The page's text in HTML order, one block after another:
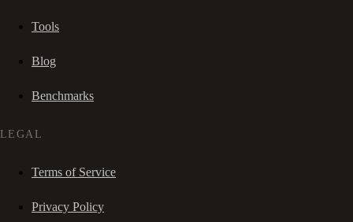
Tools
Blog
Benchmarks
LEGAL
Terms of Service
Privacy Policy